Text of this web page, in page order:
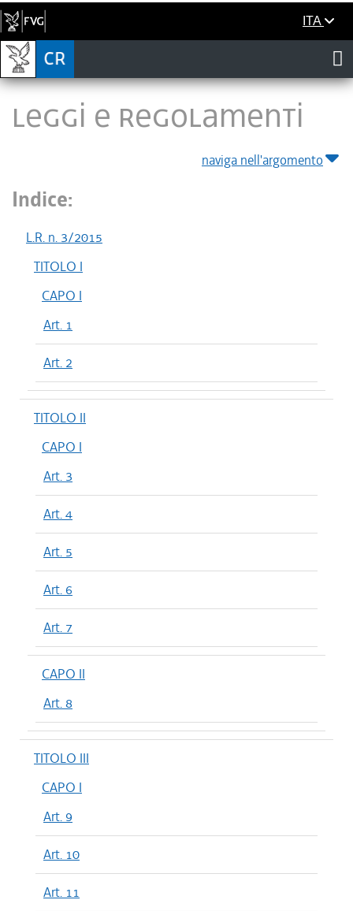
ITA
LEGGI E REGOLAMENTI
naviga nell'argomento
Indice:
L.R. n. 3/2015
TITOLO I
CAPO I
Art. 1
Art. 2
TITOLO II
CAPO I
Art. 3
Art. 4
Art. 5
Art. 6
Art. 7
CAPO II
Art. 8
TITOLO III
CAPO I
Art. 9
Art. 10
Art. 11